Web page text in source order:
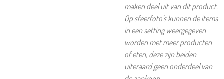
maken deel uit van dit product.
Op sfeerfoto's kunnen de items
in een setting weergegeven
worden met meer producten
of eten, deze zijn beiden
uiteraard geen onderdeel van